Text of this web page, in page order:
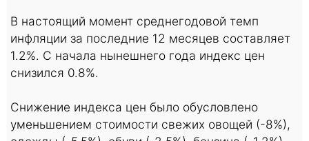
В настоящий момент среднегодовой темп
инфляции за последние 12 месяцев составляет
1.2%. С начала нынешнего года индекс цен
снизился 0.8%.
Снижение индекса цен было обусловлено
уменьшением стоимости свежих овощей (-8%),